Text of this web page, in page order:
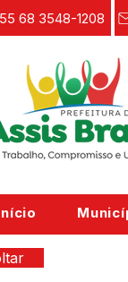
68 3548-1208